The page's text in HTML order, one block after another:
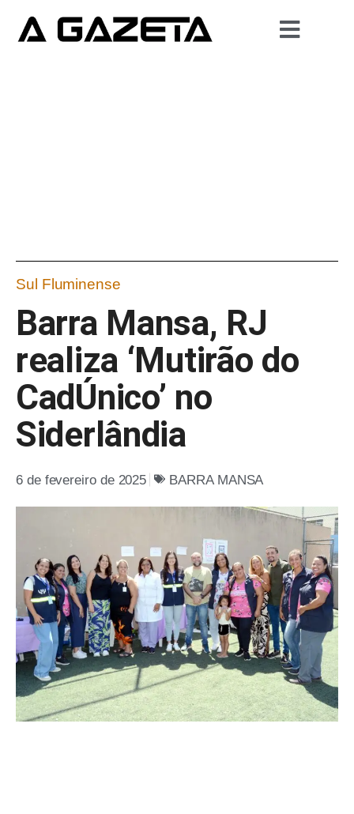
Sul Fluminense
Barra Mansa, RJ
realiza ‘Mutirão do
CadÚnico’ no
Siderlândia
6 de fevereiro de 2025 BARRA MANSA